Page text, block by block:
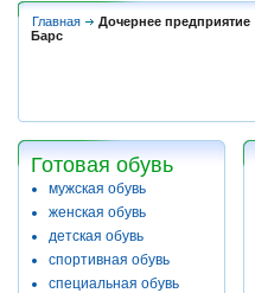
Главная
Дочернее предприятие
Барс
Готовая обувь
мужская обувь
женская обувь
детская обувь
спортивная обувь
специальная обувь